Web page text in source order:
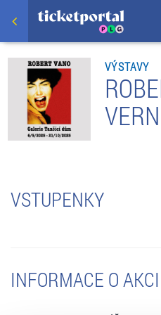
VÝSTAVY
VSTUPENKY
INFORMACE O AKCI